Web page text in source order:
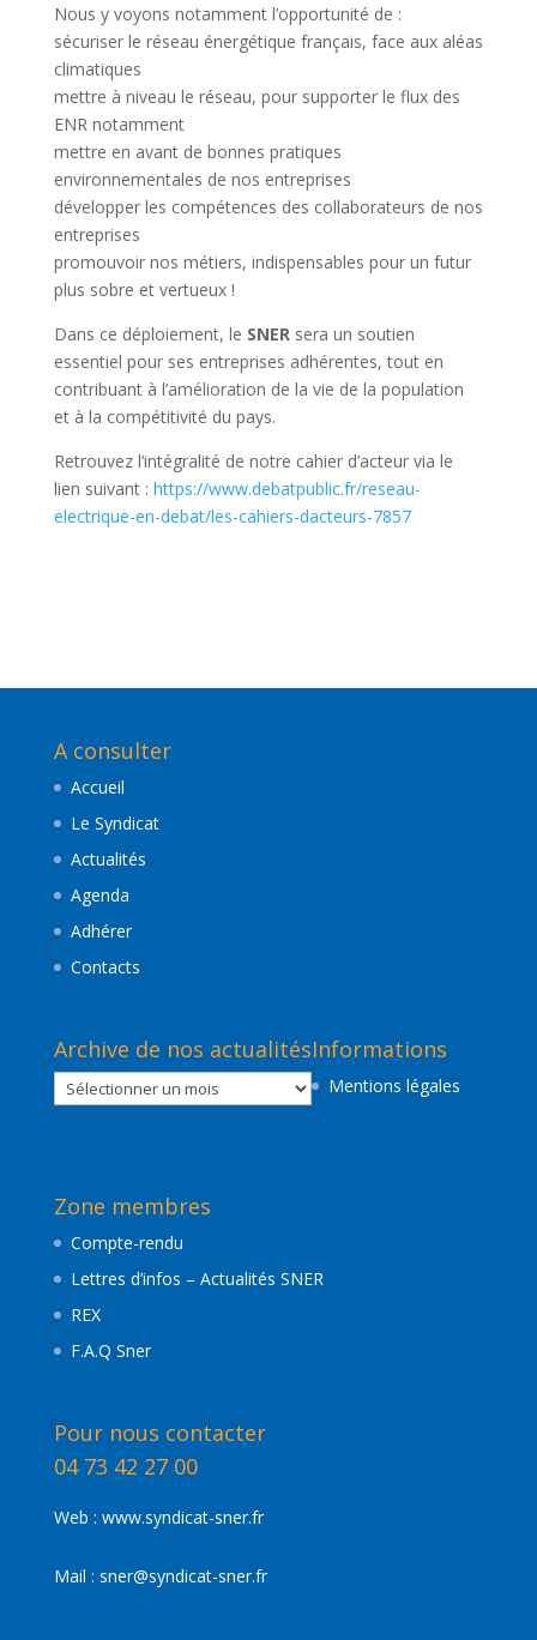
Nous y voyons notamment l’opportunité de :
sécuriser le réseau énergétique français, face aux aléas
climatiques
mettre à niveau le réseau, pour supporter le flux des
ENR notamment
mettre en avant de bonnes pratiques
environnementales de nos entreprises
développer les compétences des collaborateurs de nos
entreprises
promouvoir nos métiers, indispensables pour un futur
plus sobre et vertueux !
Dans ce déploiement, le SNER sera un soutien
essentiel pour ses entreprises adhérentes, tout en
contribuant à l’amélioration de la vie de la population
et à la compétitivité du pays.
Retrouvez l’intégralité de notre cahier d’acteur via le
lien suivant : https://www.debatpublic.fr/reseau-
electrique-en-debat/les-cahiers-dacteurs-7857
A consulter
Accueil
Le Syndicat
Actualités
Agenda
Adhérer
Contacts
Archive de nos actualités
Archive
de
Informations
Mentions légales
Zone membres
Compte-rendu
Lettres d’infos – Actualités SNER
REX
F.A.Q Sner
Pour nous contacter
04 73 42 27 00
Web : www.syndicat-sner.fr
Mail : sner@syndicat-sner.fr